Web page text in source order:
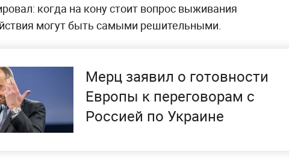
когда на кону стоит вопрос выживания
могут быть самыми решительными.
Мерц заявил о готовности
Европы к переговорам с
Россией по Украине